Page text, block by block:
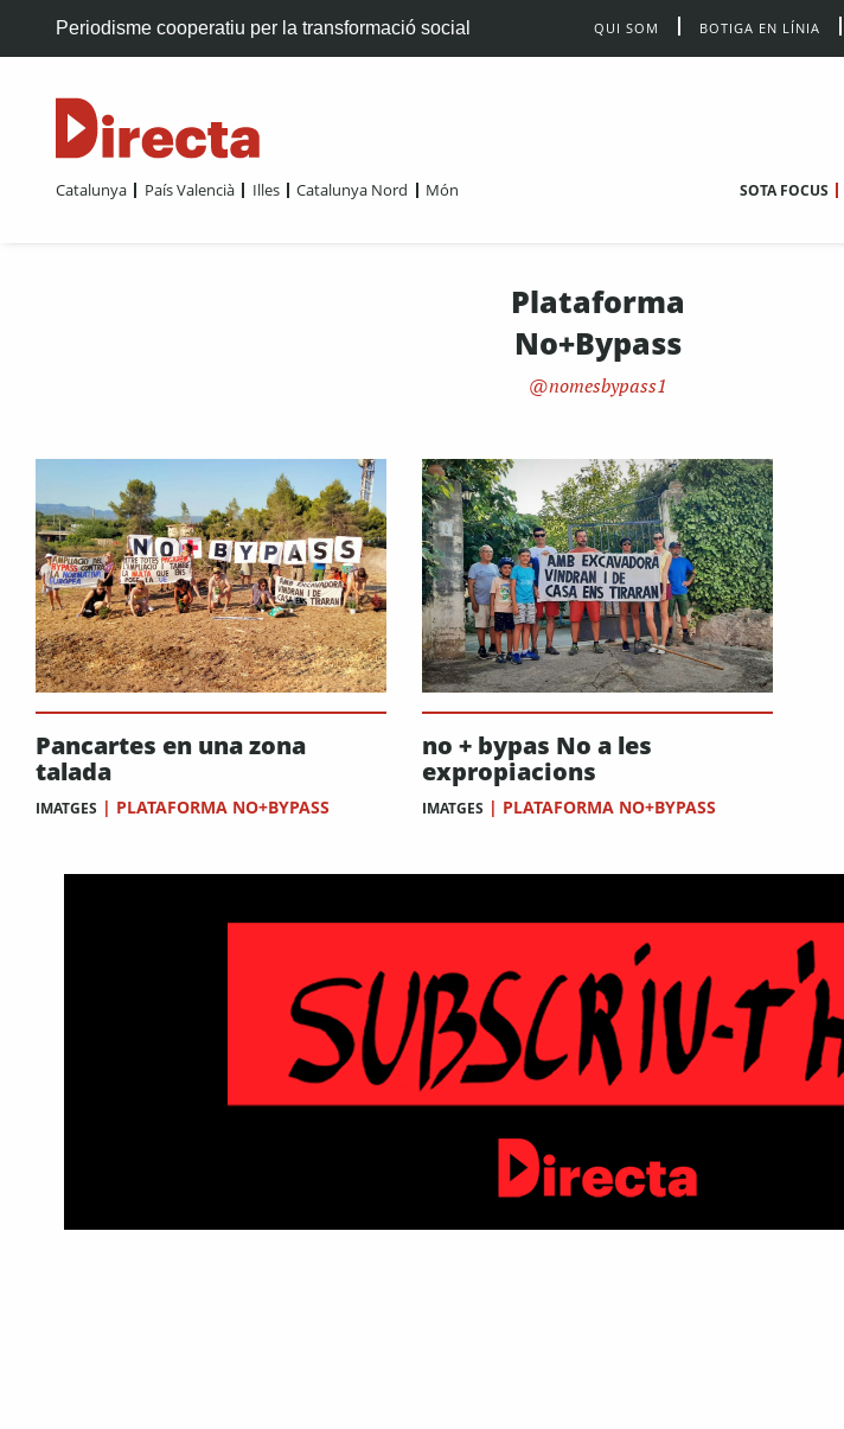
Periodisme cooperatiu per la transformació social QUI SOM BOTIGA EN LÍNIA
Catalunya País Valencià Illes Catalunya Nord Món SOTA FOCUS
Plataforma
No+Bypass
nomesbypass1
Pancartes en una zona
talada
IMATGES | PLATAFORMA NO+BYPASS
no + bypas No a les
expropiacions
IMATGES | PLATAFORMA NO+BYPASS